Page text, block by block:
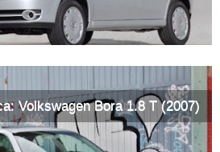
Volkswagen Bora 1.8 T (2007)